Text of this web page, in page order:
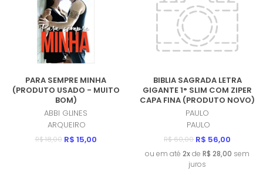
PARA SEMPRE MINHA
(PRODUTO USADO - MUITO
BOM)
ABBI GLINES
ARQUEIRO
R$ 18,00 R$ 15,00
BIBLIA SAGRADA LETRA
GIGANTE 1° SLIM COM ZIPER
CAPA FINA (PRODUTO NOVO)
PAULO
PAULO
R$ 60,00 R$ 56,00
ou em até 2xde R$ 28,00 sem
juros